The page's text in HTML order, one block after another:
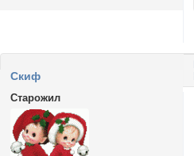
Cкиф
Старожил